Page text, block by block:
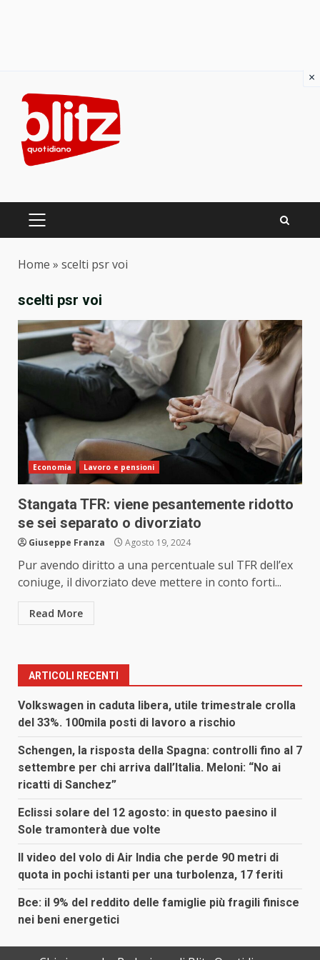
content
PRIMARY
Home » scelti psr voi
scelti psr voi
Economia Lavoro e pensioni
Stangata TFR: viene pesantemente ridotto
se sei separato o divorziato
Giuseppe Franza Agosto 19, 2024
Pur avendo diritto a una percentuale sul TFR dell’ex
coniuge, il divorziato deve mettere in conto forti...
Read More
ARTICOLI RECENTI
Volkswagen in caduta libera, utile trimestrale crolla
del 33%. 100mila posti di lavoro a rischio
Schengen, la risposta della Spagna: controlli fino al 7
settembre per chi arriva dall’Italia. Meloni: “No ai
ricatti di Sanchez”
Eclissi solare del 12 agosto: in questo paesino il
Sole tramonterà due volte
Il video del volo di Air India che perde 90 metri di
quota in pochi istanti per una turbolenza, 17 feriti
Bce: il 9% del reddito delle famiglie più fragili finisce
nei beni energetici
×